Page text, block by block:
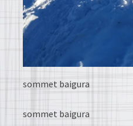
sommet baigura
sommet baigura